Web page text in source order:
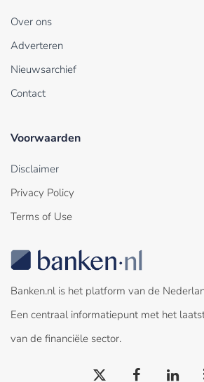
Over ons
Adverteren
Nieuwsarchief
Contact
Voorwaarden
Disclaimer
Privacy Policy
Terms of Use
Banken.nl is het platform van de
Een centraal informatiepunt met het
van de financiële sector.